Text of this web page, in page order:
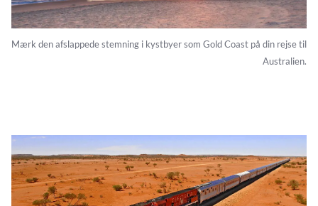
Mærk den afslappede stemning i kystbyer som Gold Coast på din rejse til
Australien.